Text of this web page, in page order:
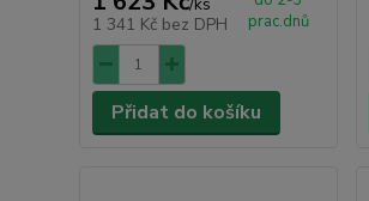
1 341 Kč bez DPH
prac.dnů
Přidat do košíku